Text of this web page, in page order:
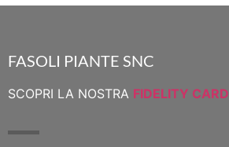
FASOLI PIANTE SNC
SCOPRI LA NOSTRA FIDELITY CARD